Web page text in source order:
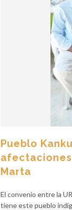
Pueblo
Marta
El convenio entre la
tiene este pueblo